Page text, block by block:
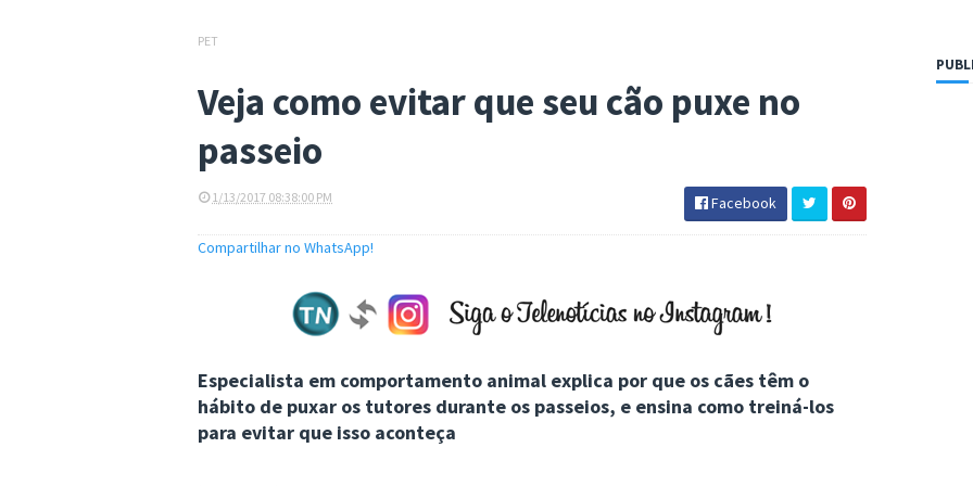
PET
Veja como evitar que seu cão puxe no
passeio
1/13/2017 08:38:00 PM Facebook
Compartilhar no WhatsApp!
Especialista em comportamento animal explica por que os cães têm o
hábito de puxar os tutores durante os passeios, e ensina como treiná-los
para evitar que isso aconteça